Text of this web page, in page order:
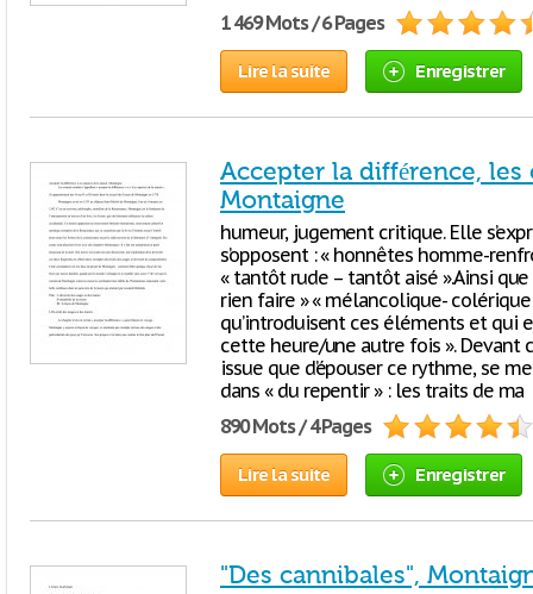
1 469 Mots / 6 Pages
Lire la suite Enregistrer
Accepter la différence, les
Montaigne
humeur, jugement critique. Elle
s’opposent : « honnêtes homme-
« tantôt rude – tantôt aisé ».Ainsi
rien faire » « mélancolique- colérique
qu’introduisent ces éléments et qui
cette heure/une autre fois ». Devant
issue que d’épouser ce rythme, se
dans « du repentir » : les traits de ma
890 Mots / 4 Pages
Lire la suite Enregistrer
"Des cannibales",